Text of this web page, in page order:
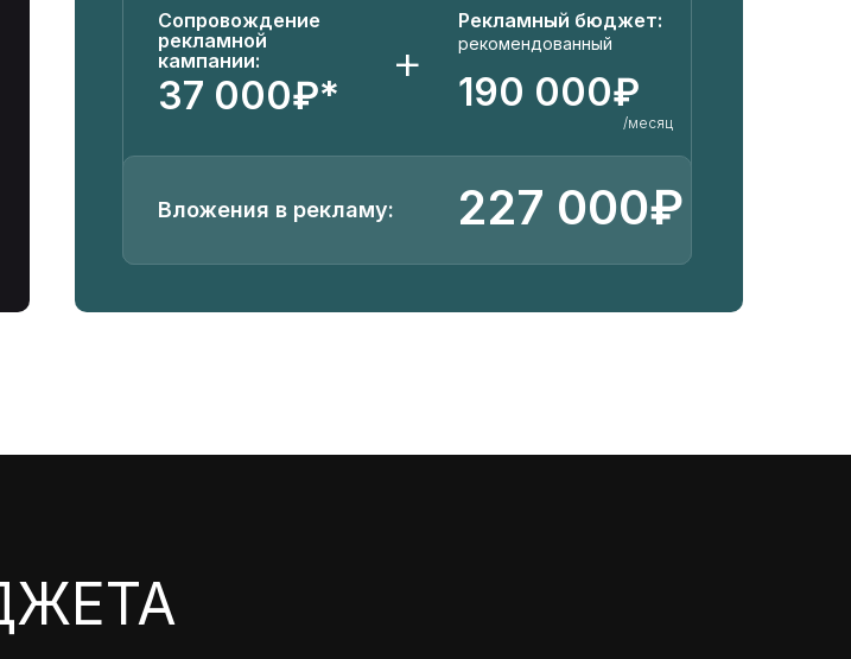
Сопровождение
рекламной
кампании:
+
37 000₽*
Рекламный бюджет:
/месяц
рекомендованный
190 000₽
Вложения в рекламу: 227 000₽